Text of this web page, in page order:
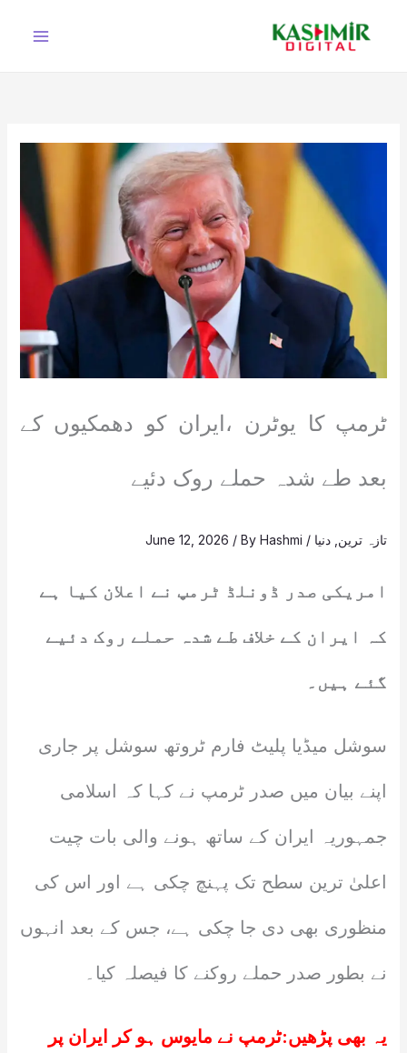
ٹرمپ کا یوٹرن ،ایران کو دھمکیوں کے
بعد طے شدہ حملے روک دئیے
تازہ ترین دنیا /
June 12, 2026 / ByHashmi
امریکی صدر ڈونلڈ ٹرمپ نے اعلان کیا ہے
کہ ایران کے خلاف طے شدہ حملے روک دئیے
گئے ہیں۔
سوشل میڈیا پلیٹ فارم ٹروتھ سوشل پر جاری
اپنے بیان میں صدر ٹرمپ نے کہا کہ اسلامی
جمہوریہ ایران کے ساتھ ہونے والی بات چیت
اعلیٰ ترین سطح تک پہنچ چکی ہے اور اس کی
منظوری بھی دی جا چکی ہے، جس کے بعد انہوں
نے بطور صدر حملے روکنے کا فیصلہ کیا۔
یہ بھی پڑھیں:ٹرمپ نے مایوس ہو کر ایران پر